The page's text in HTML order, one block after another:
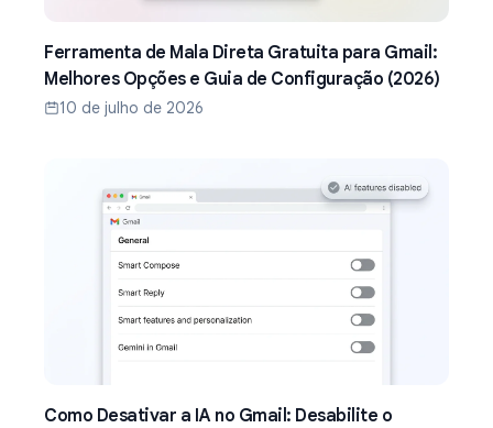
Ferramenta de Mala Direta Gratuita para Gmail:
Melhores Opções e Guia de Configuração (2026)
10 de julho de 2026
Como Desativar a IA no Gmail: Desabilite o